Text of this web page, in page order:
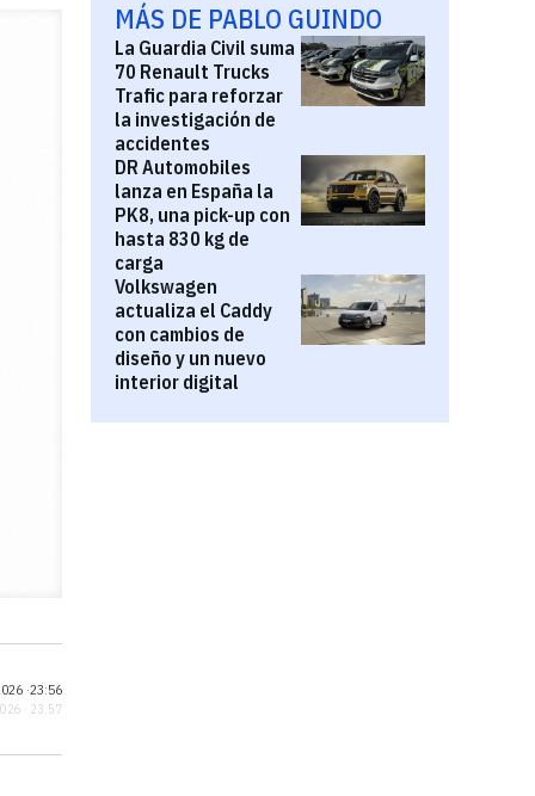
MÁS DE PABLO GUINDO
La Guardia Civil suma
70 Renault Trucks
Trafic para reforzar
la investigación de
accidentes
DR Automobiles
lanza en España la
PK8, una pick-up con
hasta 830 kg de
carga
Volkswagen
actualiza el Caddy
con cambios de
diseño y un nuevo
interior digital
·23:56
· 23:57